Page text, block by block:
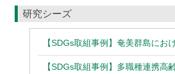
研究シーズ
【SDGs取組事例】奄美群島に
【SDGs取組事例】多職種連携